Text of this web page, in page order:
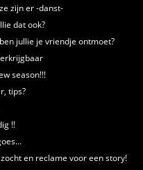
zijn er -danst-
dat ook?
jullie je vriendje ontmoet?
season!!!
tips?
!!
en reclame voor een story!